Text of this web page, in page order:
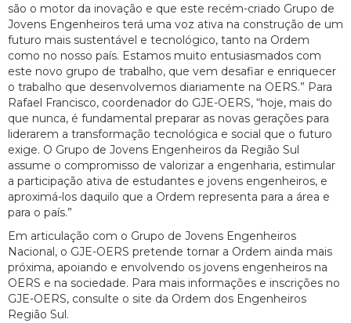
são o motor da inovação e que este recém-criado Grupo de
Jovens Engenheiros terá uma voz ativa na construção de um
futuro mais sustentável e tecnológico, tanto na Ordem
como no nosso país. Estamos muito entusiasmados com
este novo grupo de trabalho, que vem desafiar e enriquecer
o trabalho que desenvolvemos diariamente na OERS.” Para
Rafael Francisco, coordenador do GJE-OERS, “hoje, mais do
que nunca, é fundamental preparar as novas gerações para
liderarem a transformação tecnológica e social que o futuro
exige. O Grupo de Jovens Engenheiros da Região Sul
assume o compromisso de valorizar a engenharia, estimular
a participação ativa de estudantes e jovens engenheiros, e
aproximá-los daquilo que a Ordem representa para a área e
para o país.”
Em articulação com o Grupo de Jovens Engenheiros
Nacional, o GJE-OERS pretende tornar a Ordem ainda mais
próxima, apoiando e envolvendo os jovens engenheiros na
OERS e na sociedade. Para mais informações e inscrições no
GJE-OERS, consulte o site da Ordem dos Engenheiros
Região Sul.